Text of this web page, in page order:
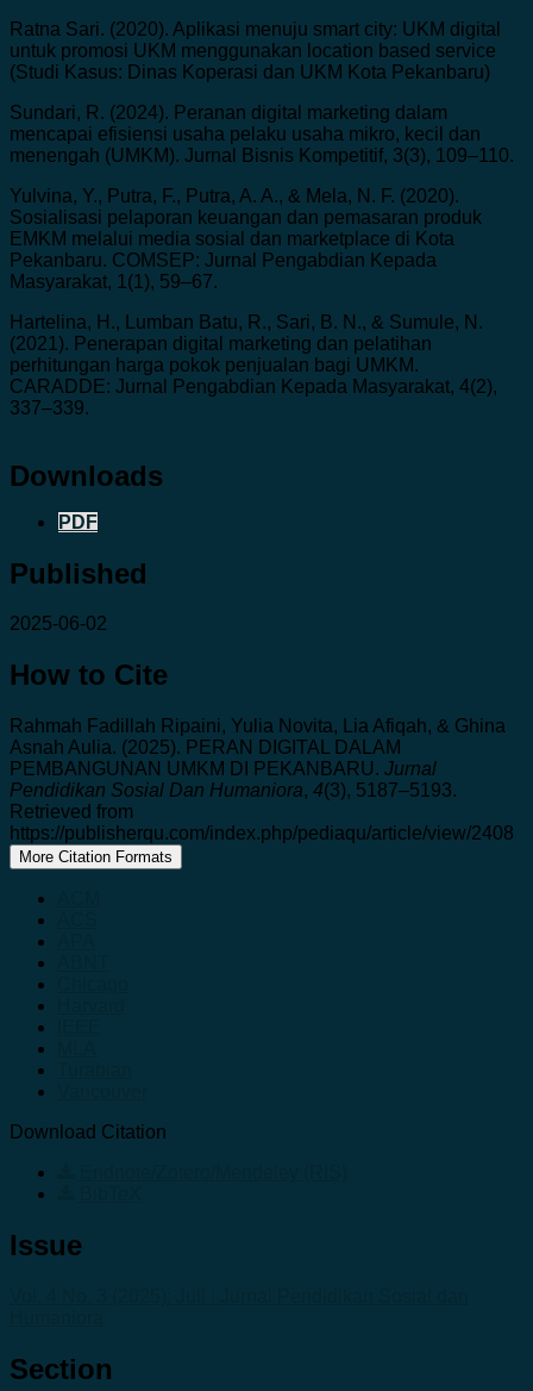
Ratna Sari. (2020). Aplikasi menuju smart city: UKM digital
untuk promosi UKM menggunakan location based service
(Studi Kasus: Dinas Koperasi dan UKM Kota Pekanbaru)
Sundari, R. (2024). Peranan digital marketing dalam
mencapai efisiensi usaha pelaku usaha mikro, kecil dan
menengah (UMKM). Jurnal Bisnis Kompetitif, 3(3), 109–110.
Yulvina, Y., Putra, F., Putra, A. A., & Mela, N. F. (2020).
Sosialisasi pelaporan keuangan dan pemasaran produk
EMKM melalui media sosial dan marketplace di Kota
Pekanbaru. COMSEP: Jurnal Pengabdian Kepada
Masyarakat, 1(1), 59–67.
Hartelina, H., Lumban Batu, R., Sari, B. N., & Sumule, N.
(2021). Penerapan digital marketing dan pelatihan
perhitungan harga pokok penjualan bagi UMKM.
CARADDE: Jurnal Pengabdian Kepada Masyarakat, 4(2),
337–339.
Downloads
PDF
Published
2025-06-02
How to Cite
Rahmah Fadillah Ripaini, Yulia Novita, Lia Afiqah, & Ghina
Asnah Aulia. (2025). PERAN DIGITAL DALAM
PEMBANGUNAN UMKM DI PEKANBARU. Jurnal
Pendidikan Sosial Dan Humaniora, 4(3), 5187–5193.
Retrieved from
https://publisherqu.com/index.php/pediaqu/article/view/2408
More Citation Formats
Download Citation
Issue
Section